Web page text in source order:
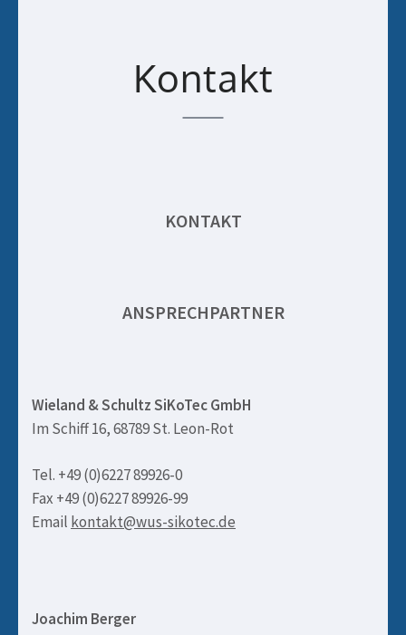
Kontakt
KONTAKT
ANSPRECHPARTNER
Wieland & Schultz SiKoTec GmbH
Im Schiff 16, 68789 St. Leon-Rot
Tel. +49 (0)6227 89926-0
Fax +49 (0)6227 89926-99
Email kontakt@wus-sikotec.de
Joachim Berger